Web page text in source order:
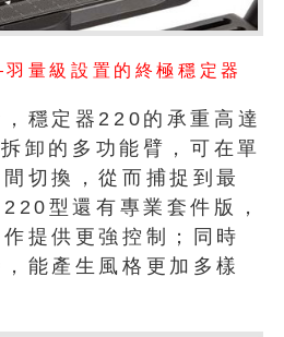
量級設置的終極穩定器
穩定器220的承重高達
卸的多功能臂，可在單
切換，從而捕捉到最
型還有專業套件版，
提供更強控制；同時
能產生風格更加多樣